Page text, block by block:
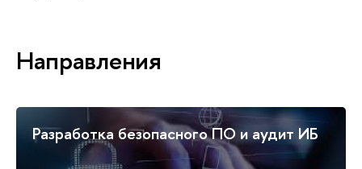
Направления
Разработка безопасного ПО и аудит ИБ